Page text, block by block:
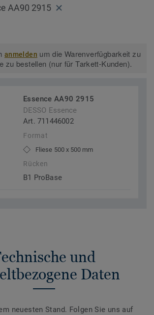
AA90 2915
anmelden um die Warenverfügbarkeit zu
zu bestellen (nur für Tarkett-Kunden).
Essence AA90 2915
DESSO Essence
Art. 711446002
Format
Fliese 500 x 500 mm
Rücken
B1 ProBase
und
Daten
neuesten Stand. Folgen Sie uns auf